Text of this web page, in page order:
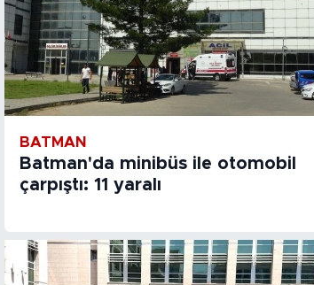
BATMAN
Batman'da minibüs ile otomobil
çarpıştı: 11 yaralı